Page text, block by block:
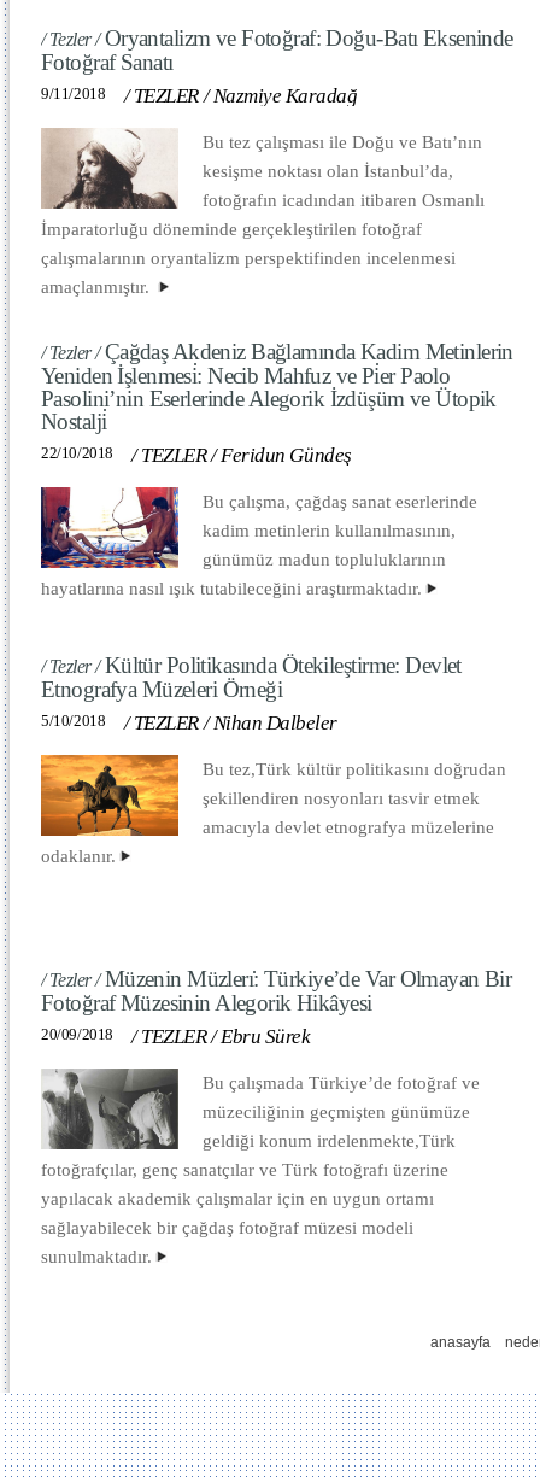
/ Tezler /Oryantalizm ve Fotoğraf: Doğu-Batı Ekseninde
Fotoğraf Sanatı
9/11/2018 /TEZLER /Nazmiye Karadağ
Bu tez çalışması ile Doğu ve Batı’nın
kesişme noktası olan İstanbul’da,
fotoğrafın icadından itibaren Osmanlı
İmparatorluğu döneminde gerçekleştirilen fotoğraf
çalışmalarının oryantalizm perspektifinden incelenmesi
amaçlanmıştır.
/ Tezler /Çağdaş Akdeniz Bağlamında Kadim Metinlerin
Yeniden İşlenmesi̇: Necib Mahfuz ve Pi̇er Paolo
Pasolini’nin Eserlerinde Alegorik İzdüşüm ve Ütopik
Nostalji̇
22/10/2018 /TEZLER /Feridun Gündeş
Bu çalışma, çağdaş sanat eserlerinde
kadim metinlerin kullanılmasının,
günümüz madun topluluklarının
hayatlarına nasıl ışık tutabileceğini araştırmaktadır.
/ Tezler /Kültür Politikasında Ötekileştirme: Devlet
Etnografya Müzeleri Örneği
5/10/2018 /TEZLER /Nihan Dalbeler
Bu tez,Türk kültür politikasını doğrudan
şekillendiren nosyonları tasvir etmek
amacıyla devlet etnografya müzelerine
odaklanır.
/ Tezler /Müzenin Müzlerı̇: Türkiye’de Var Olmayan Bir
Fotoğraf Müzesinin Alegorik Hikâyesi
20/09/2018 /TEZLER /Ebru Sürek
Bu çalışmada Türkiye’de fotoğraf ve
müzeciliğinin geçmişten günümüze
geldiği konum irdelenmekte,Türk
fotoğrafçılar, genç sanatçılar ve Türk fotoğrafı üzerine
yapılacak akademik çalışmalar için en uygun ortamı
sağlayabilecek bir çağdaş fotoğraf müzesi modeli
sunulmaktadır.
anasayfa